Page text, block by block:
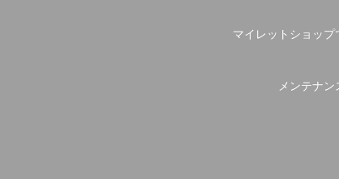
マイレットショッ
メンテナ